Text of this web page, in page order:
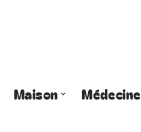
Maison Médecine